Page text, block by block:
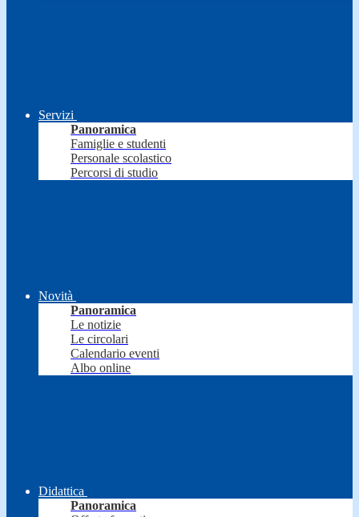
Servizi
Panoramica
Famiglie e studenti
Personale scolastico
Percorsi di studio
Novità
Panoramica
Le notizie
Le circolari
Calendario eventi
Albo online
Didattica
Panoramica